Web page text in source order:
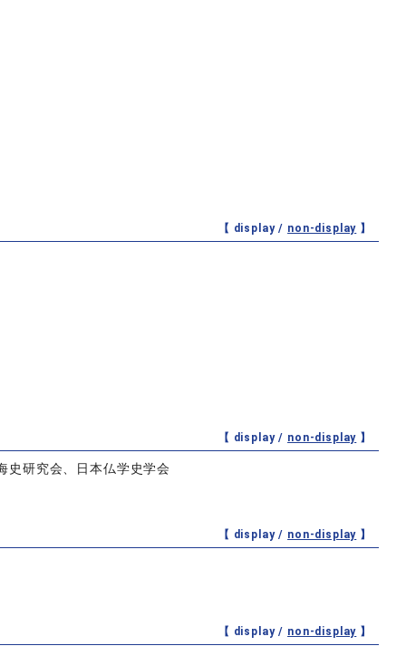
【 display / non-display 】
【 display / non-display 】
史研究会、日本仏学史学会
【 display / non-display 】
【 display / non-display 】